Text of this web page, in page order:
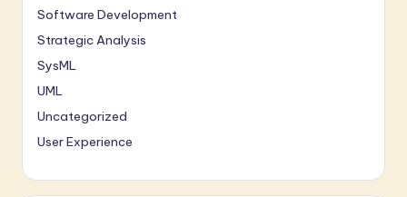
Software Development
Strategic Analysis
SysML
UML
Uncategorized
User Experience